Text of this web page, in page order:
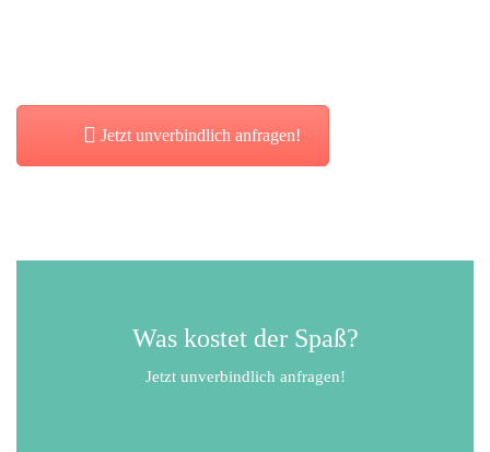
Jetzt unverbindlich anfragen!
Was kostet der Spaß?
Jetzt unverbindlich anfragen!